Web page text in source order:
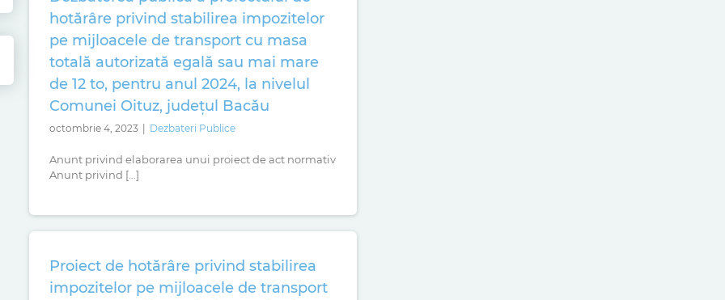
hotărâre privind stabilirea impozitelor
pe mijloacele de transport cu masa
totală autorizată egală sau mai mare
de 12 to, pentru anul 2024, la nivelul
Comunei Oituz, județul Bacău
octombrie 4, 2023 Dezbateri Publice
Anunt privind elaborarea unui proiect de act normativ
Anunt privind [...]
Proiect de hotărâre privind stabilirea
impozitelor pe mijloacele de transport